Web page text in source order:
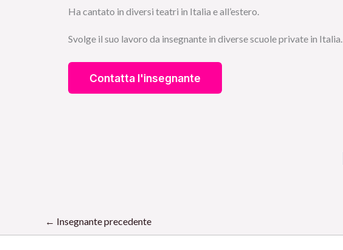
Ha cantato in diversi teatri in Italia e all’estero.
Svolge il suo lavoro da insegnante in diverse scuole private in Italia.
← Insegnante precedente